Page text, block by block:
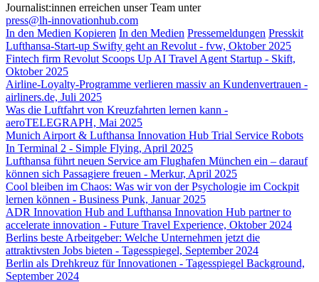
Journalist:innen erreichen unser Team unter
press@lh-innovationhub.com
In den Medien Kopieren In den Medien Pressemeldungen Presskit
Lufthansa-Start-up Swifty geht an Revolut - fvw, Oktober 2025
Fintech firm Revolut Scoops Up AI Travel Agent Startup - Skift,
Oktober 2025
Airline-Loyalty-Programme verlieren massiv an Kundenvertrauen -
airliners.de, Juli 2025
Was die Luftfahrt von Kreuzfahrten lernen kann -
aeroTELEGRAPH, Mai 2025
Munich Airport & Lufthansa Innovation Hub Trial Service Robots
In Terminal 2 - Simple Flying, April 2025
Lufthansa führt neuen Service am Flughafen München ein – darauf
können sich Passagiere freuen - Merkur, April 2025
Cool bleiben im Chaos: Was wir von der Psychologie im Cockpit
lernen können - Business Punk, Januar 2025
ADR Innovation Hub and Lufthansa Innovation Hub partner to
accelerate innovation - Future Travel Experience, Oktober 2024
Berlins beste Arbeitgeber: Welche Unternehmen jetzt die
attraktivsten Jobs bieten - Tagesspiegel, September 2024
Berlin als Drehkreuz für Innovationen - Tagesspiegel Background,
September 2024